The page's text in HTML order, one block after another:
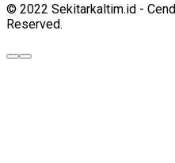
© 2022 Sekitarkaltim.id -
Reserved.